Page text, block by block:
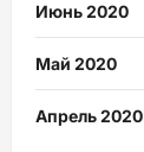
Июнь 2020
Май 2020
Апрель 2020